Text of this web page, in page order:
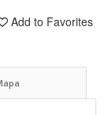
Add to Favorites